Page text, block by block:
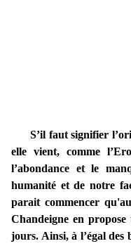
S’il faut signifier
elle vient, comme
l’abondance et le
humanité et de notre
parait commencer
Chandeigne en
jours. Ainsi, à l’égal des